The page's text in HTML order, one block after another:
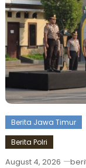
Berita Jawa Timur
Berita Polri
August 4, 2026